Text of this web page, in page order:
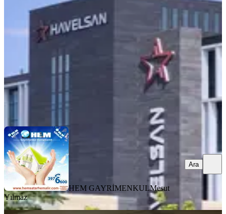
Ankara, Çankaya
1 Oda· 05.07.2026
HEM GAYRİMENKUL
HEM GAYRİMENKULMesut
Yılmaz
Ara